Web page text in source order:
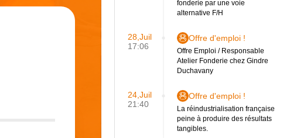
fonderie par une voie
alternative F/H
28,Juil
17:06
Offre d'emploi !
Offre Emploi / Responsable
Atelier Fonderie chez Gindre
Duchavany
24,Juil
21:40
Offre d'emploi !
La réindustrialisation française
peine à produire des résultats
tangibles.